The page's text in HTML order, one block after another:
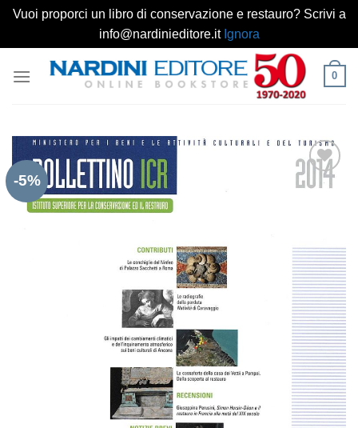
Vuoi proporci un libro di conservazione e restauro? Scrivi a
info@nardinieditore.it Ignora
0
-5%
desideri